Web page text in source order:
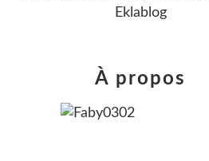
Eklablog
À propos